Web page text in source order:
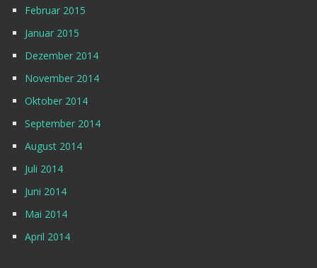
Februar 2015
Januar 2015
Dezember 2014
November 2014
Oktober 2014
September 2014
August 2014
Juli 2014
Juni 2014
Mai 2014
April 2014